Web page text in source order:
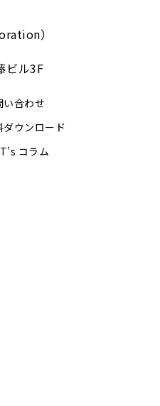
）
ビル3F
い合わせ
ダウンロード
コラム